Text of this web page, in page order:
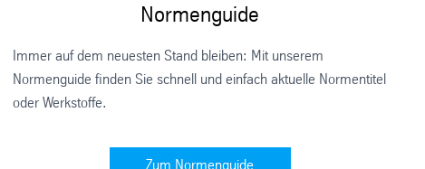
Normenguide
Immer auf dem neuesten Stand bleiben: Mit unserem
Normenguide finden Sie schnell und einfach aktuelle Normentitel
oder Werkstoffe.
Zum Normenguide